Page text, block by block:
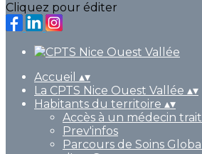
Cliquez pour éditer
Accueil ▴▾
La CPTS Nice Ouest Vallée ▴▾
Habitants du territoire ▴▾
Accès à un médecin
Prev'infos
Parcours de Soins